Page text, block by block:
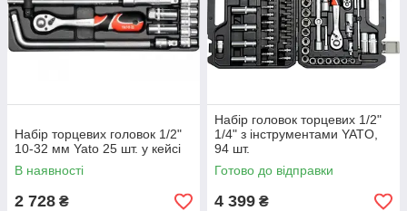
Набір торцевих головок 1/2"
10-32 мм Yato 25 шт. у кейсі
В наявності
2 728 ₴
Набір головок торцевих 1/2"
1/4" з інструментами YATO,
94 шт.
Готово до відправки
4 399 ₴